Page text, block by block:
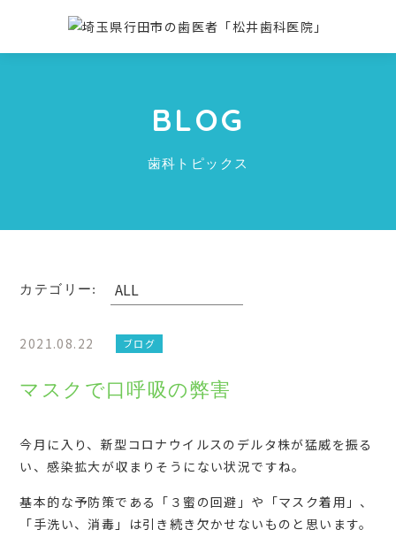
BLOG
歯科トピックス
カテゴリー:
2021.08.22 ブログ
マスクで口呼吸の弊害
今月に入り、新型コロナウイルスのデルタ株が猛威を振る
い、感染拡大が収まりそうにない状況ですね。
基本的な予防策である「３蜜の回避」や「マスク着用」、
「手洗い、消毒」は引き続き欠かせないものと思います。